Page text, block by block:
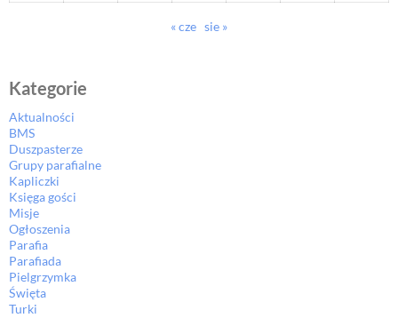
« cze sie »
Kategorie
Aktualności
BMS
Duszpasterze
Grupy parafialne
Kapliczki
Księga gości
Misje
Ogłoszenia
Parafia
Parafiada
Pielgrzymka
Święta
Turki